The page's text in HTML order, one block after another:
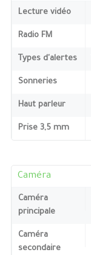
Lecture vidéo
Radio FM
Types d'alertes
Sonneries
Haut parleur
Prise 3,5 mm
Caméra
Caméra
principale
Caméra
secondaire